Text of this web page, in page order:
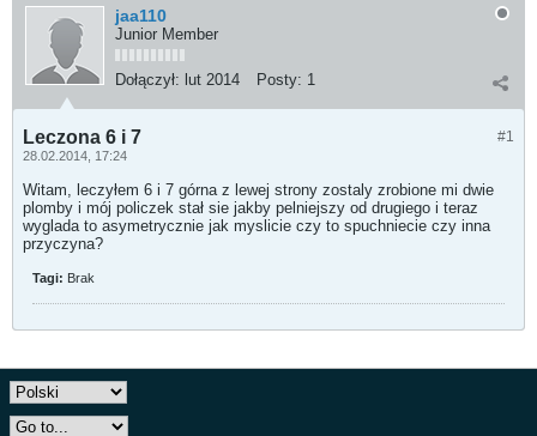
jaa110
Junior Member
Dołączył: lut 2014 Posty: 1
#1
Leczona 6 i 7
28.02.2014, 17:24
Witam, leczyłem 6 i 7 górna z lewej strony zostaly zrobione mi dwie
plomby i mój policzek stał sie jakby pelniejszy od drugiego i teraz
wyglada to asymetrycznie jak myslicie czy to spuchniecie czy inna
przyczyna?
Tagi: Brak